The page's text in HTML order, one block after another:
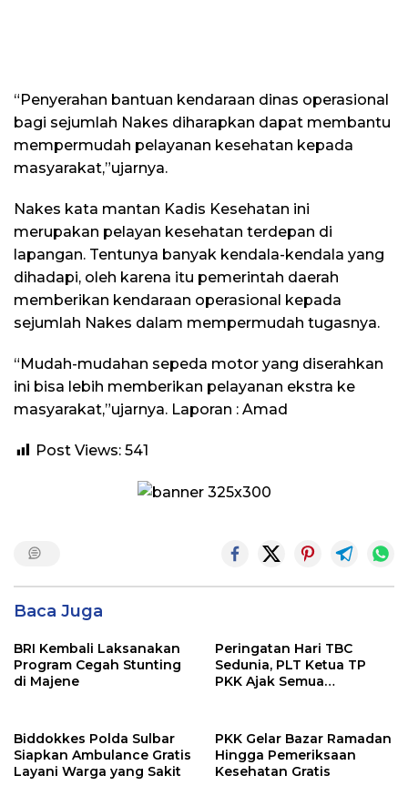
“Penyerahan bantuan kendaraan dinas operasional
bagi sejumlah Nakes diharapkan dapat membantu
mempermudah pelayanan kesehatan kepada
masyarakat,”ujarnya.
Nakes kata mantan Kadis Kesehatan ini
merupakan pelayan kesehatan terdepan di
lapangan. Tentunya banyak kendala-kendala yang
dihadapi, oleh karena itu pemerintah daerah
memberikan kendaraan operasional kepada
sejumlah Nakes dalam mempermudah tugasnya.
“Mudah-mudahan sepeda motor yang diserahkan
ini bisa lebih memberikan pelayanan ekstra ke
masyarakat,”ujarnya. Laporan : Amad
Post Views: 541
Baca Juga
BRI Kembali Laksanakan
Program Cegah Stunting
di Majene
Peringatan Hari TBC
Sedunia, PLT Ketua TP
PKK Ajak Semua
Biddokkes Polda Sulbar
Siapkan Ambulance Gratis
Layani Warga yang Sakit
PKK Gelar Bazar Ramadan
Hingga Pemeriksaan
Kesehatan Gratis